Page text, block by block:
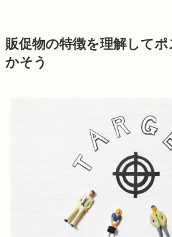
販促物の特徴を理解して
かそう